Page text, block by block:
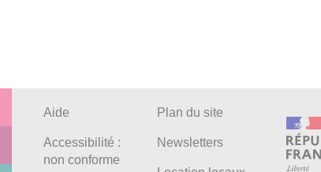
Aide
Accessibilité :
non conforme
Plan du site
Newsletters